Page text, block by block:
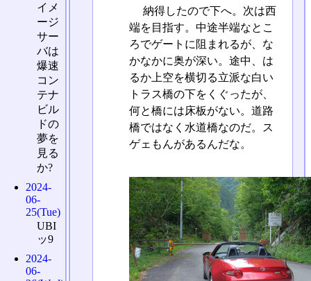
納得したので下へ。次は西
端を目指す。中途半端なとこ
ろでゲートに阻まれるが、な
かなかに奥が深い。途中、は
るか上空を横切る立派な白い
トラス橋の下をくぐったが、
何と橋には床板がない。道路
橋ではなく水道橋なのだ。ス
ゲェもんがあるんだな。
イメ
ージ
サー
バは
爆速
コン
テナ
ビル
ドの
夢を
見る
か?
2024-
06-
25(Tue)
UBI
ッ9
2024-
06-